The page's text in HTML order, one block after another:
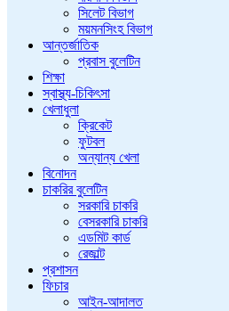
সিলেট বিভাগ
ময়মনসিংহ বিভাগ
আন্তর্জাতিক
প্রবাস বুলেটিন
শিক্ষা
স্বাস্থ্য-চিকিৎসা
খেলাধুলা
ক্রিকেট
ফুটবল
অন্যান্য খেলা
বিনোদন
চাকরির বুলেটিন
সরকারি চাকরি
বেসরকারি চাকরি
এডমিট কার্ড
রেজাল্ট
প্রশাসন
ফিচার
আইন-আদালত